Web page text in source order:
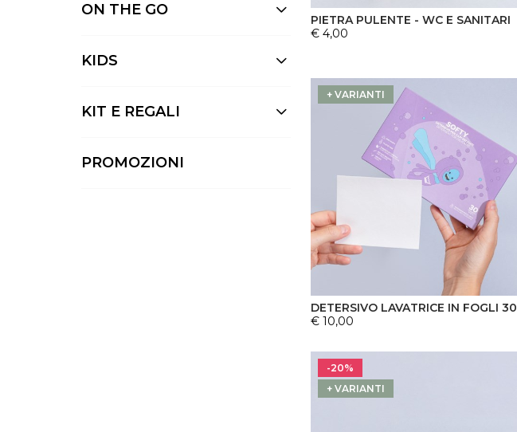
ON THE GO
KIDS
KIT E REGALI
PROMOZIONI
PIETRA PULENTE - WC E SANITARI
€ 4,00
+ VARIANTI
DETERSIVO LAVATRICE IN FOGLI 30
€ 10,00
-20%
+ VARIANTI